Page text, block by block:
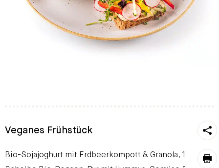
Veganes Frühstück
Bio-Sojajoghurt mit Erdbeerkompott & Granola, 1